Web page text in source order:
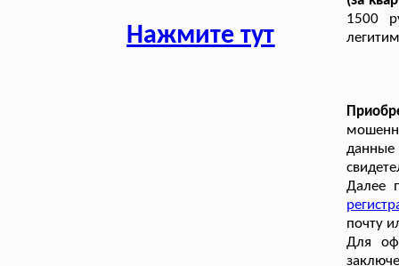
Нажмите тут
1500
Далее
почту
Для